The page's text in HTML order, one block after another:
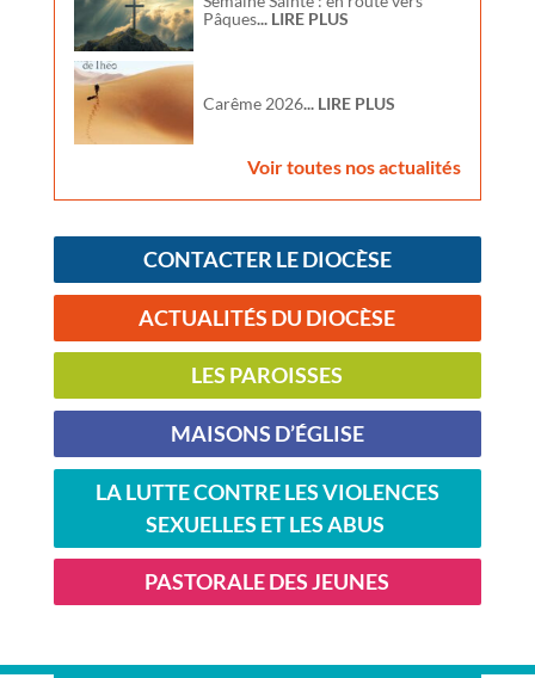
Pâques... LIRE PLUS
Carême 2026... LIRE PLUS
Voir toutes nos actualités
CONTACTER LE DIOCÈSE
ACTUALITÉS DU DIOCÈSE
LES PAROISSES
MAISONS D’ÉGLISE
LA LUTTE CONTRE LES VIOLENCES
SEXUELLES ET LES ABUS
PASTORALE DES JEUNES